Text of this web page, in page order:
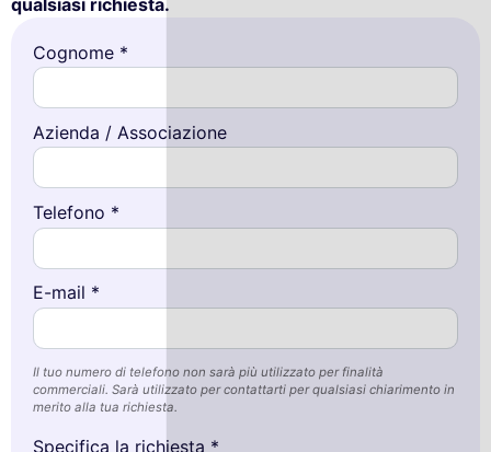
Cognome *
Azienda / Associazione
Telefono *
E-mail *
Il tuo numero di telefono non sarà più utilizzato per finalità
commerciali. Sarà utilizzato per contattarti per qualsiasi chiarimento in
merito alla tua richiesta.
Specifica la richiesta *